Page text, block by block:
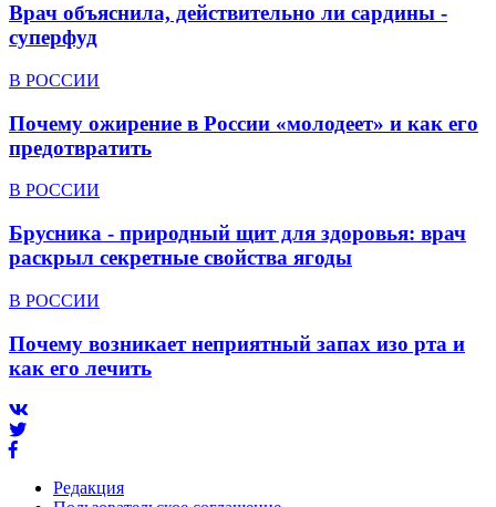
Врач объяснила, действительно ли сардины -
суперфуд
В РОССИИ
Почему ожирение в России «молодеет» и как его
предотвратить
В РОССИИ
Брусника - природный щит для здоровья: врач
раскрыл секретные свойства ягоды
В РОССИИ
Почему возникает неприятный запах изо рта и
как его лечить
Редакция